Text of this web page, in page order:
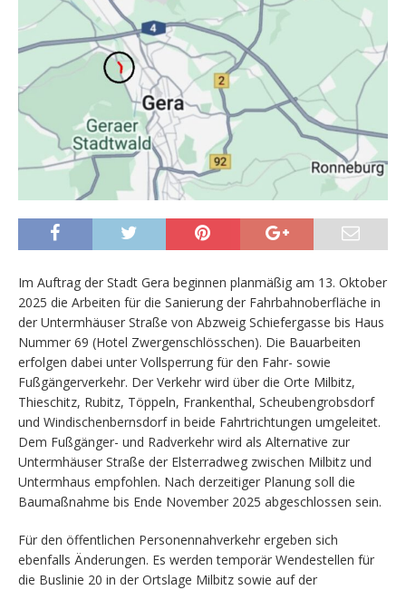
Im Auftrag der Stadt Gera beginnen planmäßig am 13. Oktober
2025 die Arbeiten für die Sanierung der Fahrbahnoberfläche in
der Untermhäuser Straße von Abzweig Schiefergasse bis Haus
Nummer 69 (Hotel Zwergenschlösschen). Die Bauarbeiten
erfolgen dabei unter Vollsperrung für den Fahr- sowie
Fußgängerverkehr. Der Verkehr wird über die Orte Milbitz,
Thieschitz, Rubitz, Töppeln, Frankenthal, Scheubengrobsdorf
und Windischenbernsdorf in beide Fahrtrichtungen umgeleitet.
Dem Fußgänger- und Radverkehr wird als Alternative zur
Untermhäuser Straße der Elsterradweg zwischen Milbitz und
Untermhaus empfohlen. Nach derzeitiger Planung soll die
Baumaßnahme bis Ende November 2025 abgeschlossen sein.
Für den öffentlichen Personennahverkehr ergeben sich
ebenfalls Änderungen. Es werden temporär Wendestellen für
die Buslinie 20 in der Ortslage Milbitz sowie auf der